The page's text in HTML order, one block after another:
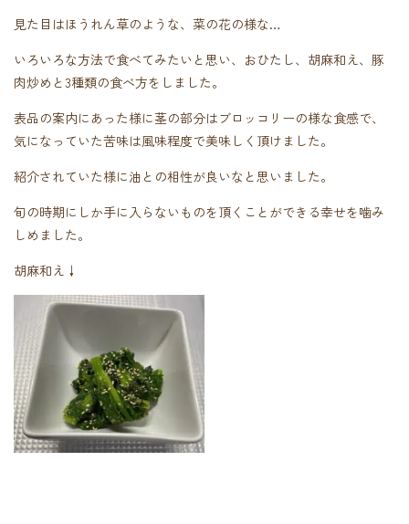
見た目はほうれん草のような、菜の花の様な…
いろいろな方法で食べてみたいと思い、おひたし、胡麻和え、豚
肉炒めと3種類の食べ方をしました。
表品の案内にあった様に茎の部分はブロッコリーの様な食感で、
気になっていた苦味は風味程度で美味しく頂けました。
紹介されていた様に油との相性が良いなと思いました。
旬の時期にしか手に入らないものを頂くことができる幸せを噛み
しめました。
胡麻和え↓